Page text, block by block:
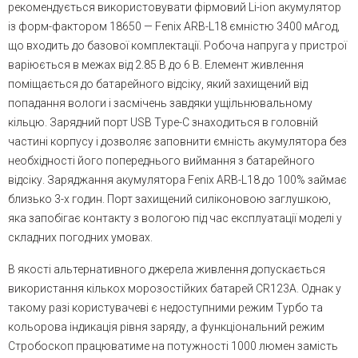
рекомендується використовувати фірмовий Li-ion акумулятор
із форм-фактором 18650 — Fenix ARB-L18 ємністю 3400 мАгод,
що входить до базової комплектації. Робоча напруга у пристрої
варіюється в межах від 2.85 В до 6 В. Елемент живлення
поміщається до батарейного відсіку, який захищений від
попадання вологи і засмічень завдяки ущільнювальному
кільцю. Зарядний порт USB Type-C знаходиться в головній
частині корпусу і дозволяє заповнити ємність акумулятора без
необхідності його попереднього виймання з батарейного
відсіку. Заряджання акумулятора Fenix ARB-L18 до 100% займає
близько 3-х годин. Порт захищений силіконовою заглушкою,
яка запобігає контакту з вологою під час експлуатації моделі у
складних погодних умовах.
В якості альтернативного джерела живлення допускається
використання кількох морозостійких батарей CR123A. Однак у
такому разі користувачеві є недоступними режим Турбо та
кольорова індикація рівня заряду, а функціональний режим
Стробоскоп працюватиме на потужності 1000 люмен замість